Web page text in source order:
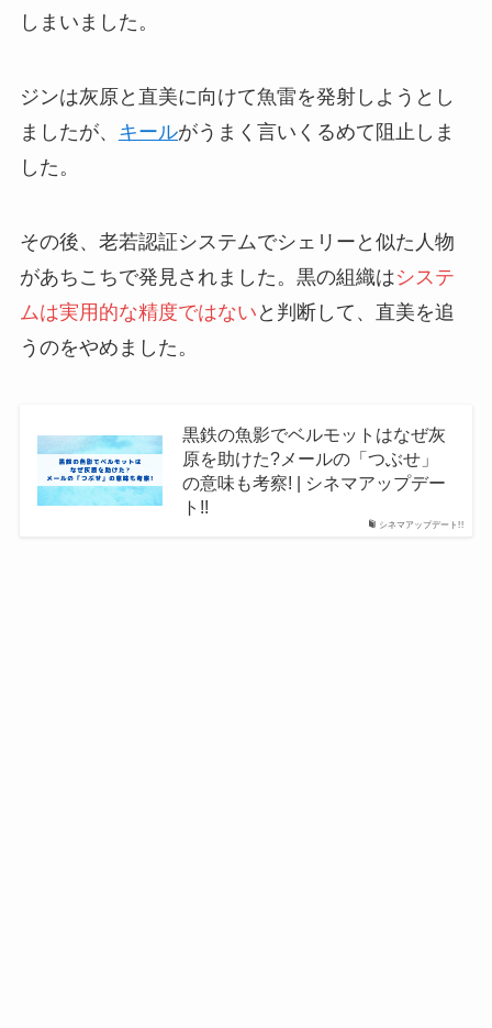
しまいました。
ジンは灰原と直美に向けて魚雷を発射しようとし
ましたが、 キールがうまく言いくるめて阻止しま
した。
その後、老若認証システムでシェリーと似た人物
があちこちで発見されました。黒の組織はシステ
ムは実用的な精度ではない と判断して、直美を追
うのをやめました。
シネマアップデート!!
黒鉄の魚影でベルモットはなぜ灰
原を助けた?メールの「つぶせ」
の意味も考察! | シネマアップデー
ト!!